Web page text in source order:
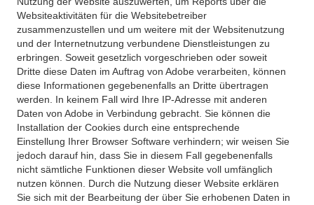
Websiteaktivitäten für die Websitebetreiber
zusammenzustellen und um weitere mit der Websitenutzung
und der Internetnutzung verbundene Dienstleistungen zu
erbringen. Soweit gesetzlich vorgeschrieben oder soweit
Dritte diese Daten im Auftrag von Adobe verarbeiten, können
diese Informationen gegebenenfalls an Dritte übertragen
werden. In keinem Fall wird Ihre IP-Adresse mit anderen
Daten von Adobe in Verbindung gebracht. Sie können die
Installation der Cookies durch eine entsprechende
Einstellung Ihrer Browser Software verhindern; wir weisen Sie
jedoch darauf hin, dass Sie in diesem Fall gegebenenfalls
nicht sämtliche Funktionen dieser Website voll umfänglich
nutzen können. Durch die Nutzung dieser Website erklären
Sie sich mit der Bearbeitung der über Sie erhobenen Daten in